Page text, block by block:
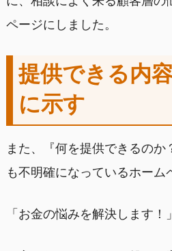
ページにしました。
提供できる内
に示す
また、『何を提供できるのか
も不明確になっているホーム
「お金の悩みを解決します！」